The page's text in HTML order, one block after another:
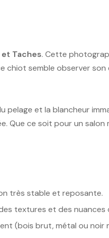
Taches. Cette
chiot semble observer son
pelage et la blancheur
Que ce soit pour un salon
très stable et reposante.
textures et des nuances
(bois brut, métal ou noir